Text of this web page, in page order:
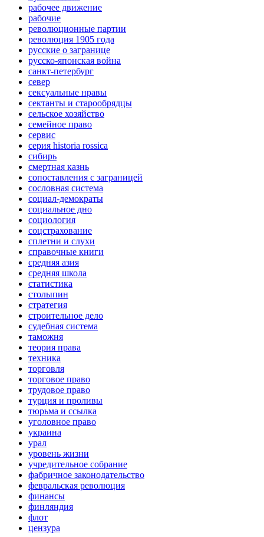
рабочее движение
рабочие
революционные партии
революция 1905 года
русские о загранице
русско-японская война
санкт-петербург
север
сексуальные нравы
сектанты и старообрядцы
сельское хозяйство
семейное право
сервис
серия historia rossica
сибирь
смертная казнь
сопоставления с заграницей
сословная система
социал-демократы
социальное дно
социология
соцстрахование
сплетни и слухи
справочные книги
средняя азия
средняя школа
статистика
столыпин
стратегия
строительное дело
судебная система
таможня
теория права
техника
торговля
торговое право
трудовое право
турция и проливы
тюрьма и ссылка
уголовное право
украина
урал
уровень жизни
учредительное собрание
фабричное законодательство
февральская революция
финансы
финляндия
флот
цензура